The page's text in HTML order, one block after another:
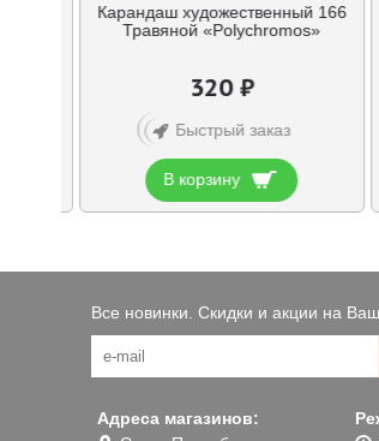
Карандаш художественный 166
Травяной «Polychromos»
320 ₽
Быстрый заказ
В корзину
Все новинки. Скидки и акции на
Адреса магазинов: